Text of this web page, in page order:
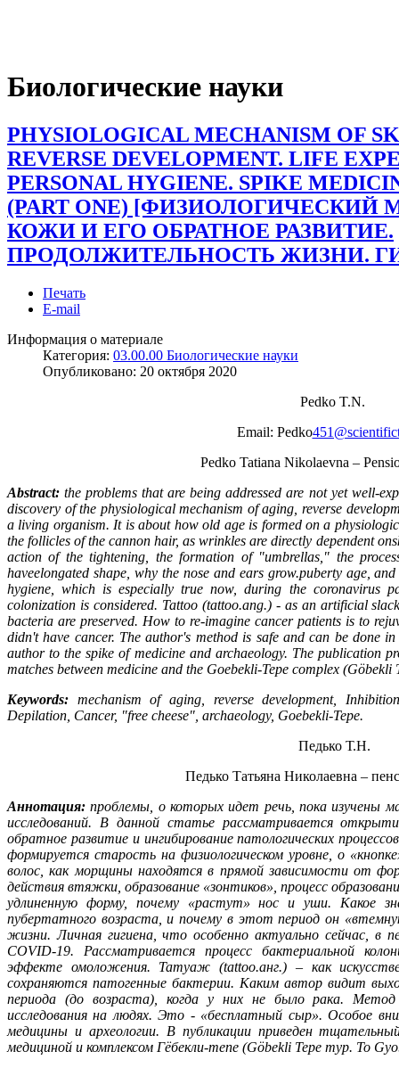
Биологические науки
PHYSIOLOGICAL MECHANISM OF
REVERSE DEVELOPMENT. LIFE
PERSONAL HYGIENE. SPIKE
(PART ONE)
КОЖИ И ЕГО ОБРАТНОЕ РАЗВИТИЕ.
ПРОДОЛЖИТЕЛЬНОСТЬ ЖИЗНИ.
Печать
E-mail
Информация о материале
Категория: 03.00.00 Биологические науки
Опубликовано: 20 октября 2020
Pedko T.N.
Email: Pedko
Pedko Tatiana Nikolaevna –
Abstract: the problems that are being addressed are not yet well-
discovery of the physiological mechanism of aging, reverse
a living organism. It is about how old age is formed on a
the follicles of the cannon hair, as wrinkles are directly dependent
action of the tightening, the formation of "umbrellas," the
haveelongated shape, why the nose and ears grow.puberty age,
hygiene, which is especially true now, during the coronavirus
colonization is considered. Tattoo (tattoo.ang.) - as an artificial
bacteria are preserved. How to re-imagine cancer patients is to
didn't have cancer. The author's method is safe and can be done
author to the spike of medicine and archaeology. The publication
matches between medicine and the Goebekli-Tepe complex (Göbekli
Keywords: mechanism of aging, reverse development,
Depilation, Cancer, "free cheese", archaeology, Goebekli-Tepe.
Педько Т.Н.
Педько Татьяна Николаевна –
Аннотация: проблемы, о которых идет речь, пока изучены
исследований. В данной статье рассматривается
обратное развитие и ингибирование патологических
формируется старость на физиологическом уровне, о
волос, как морщины находятся в прямой зависимости от
действия втяжки, образование «зонтиков», процесс
удлиненную форму, почему «растут» нос и уши. Какое
пубертатного возраста, и почему в этот период он
жизни. Личная гигиена, что особенно актуально сейчас, в
COVID-19. Рассматривается процесс бактериальной
эффекте омоложения. Татуаж (tattoo.анг.) – как
сохраняются патогенные бактерии. Каким автор видит
периода (до возраста), когда у них не было рака.
исследования на людях. Это - «бесплатный сыр». Особое
медицины и археологии. В публикации приведен
медициной и комплексом Гёбекли-тепе (Göbekli Tepe тур. To